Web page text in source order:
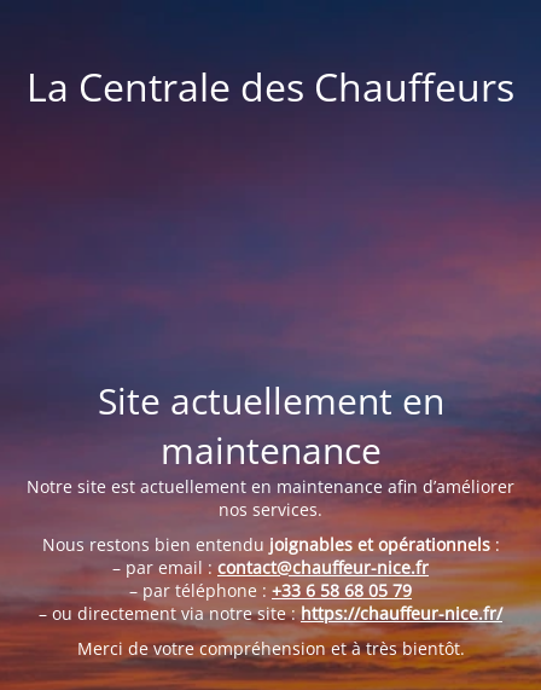
La Centrale des Chauffeurs
Site actuellement en
maintenance
Notre site est actuellement en maintenance afin d’améliorer
nos services.
Nous restons bien entendu joignables et opérationnels:
– par email :contact@chauffeur-nice.fr
– par téléphone : +33 6 58 68 05 79
– ou directement via notre site :https://chauffeur-nice.fr/
Merci de votre compréhension et à très bientôt.